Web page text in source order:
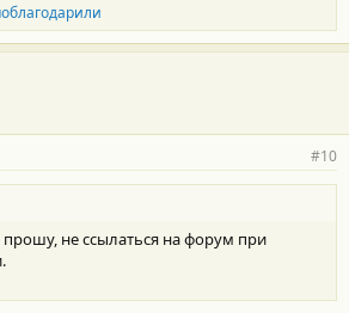
#10
прошу, не ссылаться на форум при